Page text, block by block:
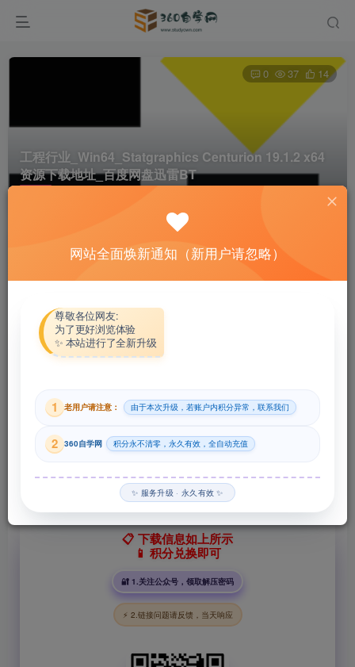
工程行业_Win64_Statgraphics Centurion 19.1.2 x64
资源下载地址_百度网盘迅雷BT
0 37 14
热心网友 关注
此内容为付费资源，请付费后查看
29积分
付费资源
📋 下载信息如上所示
📱 积分兑换即可
🔐 1.关注公众号，领取解压密码
⚡ 2.链接问题请反馈，当天响应
网站全面焕新通知（新用户请忽略）
尊敬各位网友:
为了更好浏览体验
✨ 本站进行了全新升级
1 老用户请注意： 由于本次升级，若账户内积分异常，联系我们
2 360自学网 积分永不清零，永久有效，全自动充值
✨ 服务升级 · 永久有效 ✨